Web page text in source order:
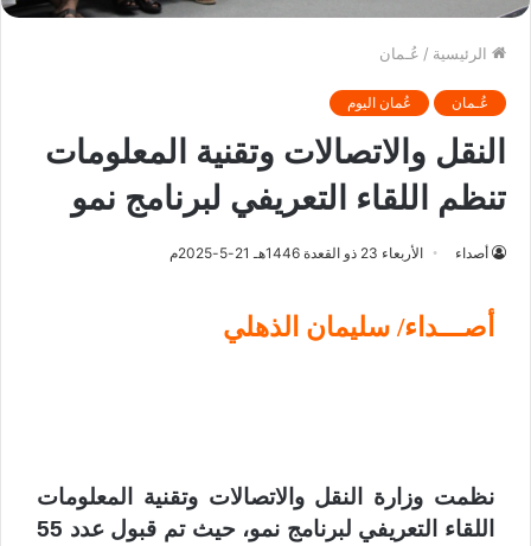
الرئيسية / عُـمان
عُـمان عُمان اليوم
النقل والاتصالات وتقنية المعلومات
تنظم اللقاء التعريفي لبرنامج نمو
أصداء الأربعاء 23 ذو القعدة 1446هـ 21-5-2025م
أصـــداء/ سليمان الذهلي
نظمت وزارة النقل والاتصالات وتقنية المعلومات
اللقاء التعريفي لبرنامج نمو، حيث تم قبول عدد 55